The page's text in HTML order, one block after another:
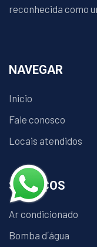
reconhecida como
NAVEGAR
Inicio
Fale conosco
Locais atendidos
SERVIÇOS
Ar condicionado
Bomba d´água